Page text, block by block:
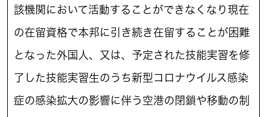
該機関において活動することができなくなり現在
の在留資格で本邦に引き続き在留することが困難
となった外国人、又は、予定された技能実習を修
了した技能実習生のうち新型コロナウイルス感染
症の感染拡大の影響に伴う空港の閉鎖や移動の制